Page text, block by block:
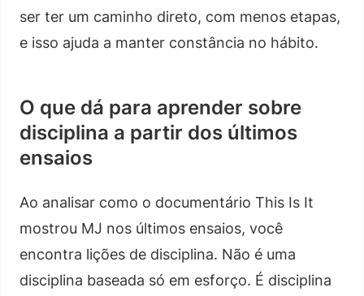
ser ter um caminho direto, com menos etapas,
e isso ajuda a manter constância no hábito.
O que dá para aprender sobre
disciplina a partir dos últimos
ensaios
Ao analisar como o documentário This Is It
mostrou MJ nos últimos ensaios, você
encontra lições de disciplina. Não é uma
disciplina baseada só em esforço. É disciplina